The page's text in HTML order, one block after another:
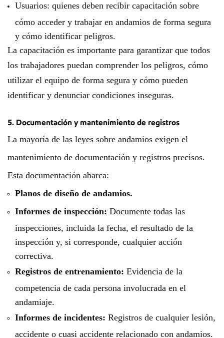
Usuarios: quienes deben recibir capacitación sobre
cómo acceder y trabajar en andamios de forma segura
y cómo identificar peligros.
La capacitación es importante para garantizar que todos
los trabajadores puedan comprender los peligros, cómo
utilizar el equipo de forma segura y cómo pueden
identificar y denunciar condiciones inseguras.
5. Documentación y mantenimiento de registros
La mayoría de las leyes sobre andamios exigen el
mantenimiento de documentación y registros precisos.
Esta documentación abarca:
Planos de diseño de andamios.
Informes de inspección: Documente todas las
inspecciones, incluida la fecha, el resultado de la
inspección y, si corresponde, cualquier acción
correctiva.
Registros de entrenamiento: Evidencia de la
competencia de cada persona involucrada en el
andamiaje.
Informes de incidentes: Registros de cualquier lesión,
accidente o cuasi accidente relacionado con andamios.